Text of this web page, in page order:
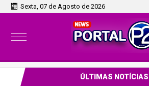
Sexta, 07 de Agosto de 2026
ÚLTIMAS NOTÍCIAS